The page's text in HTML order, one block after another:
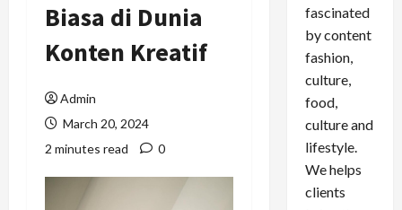
Biasa di Dunia
Konten Kreatif
Admin
March 20, 2024
2 minutes read
0
fascinated
by content
fashion,
culture,
food,
culture and
lifestyle.
We helps
clients